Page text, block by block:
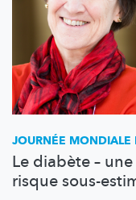
JOURNÉE MONDIALE
Le diabète –
risque sous-